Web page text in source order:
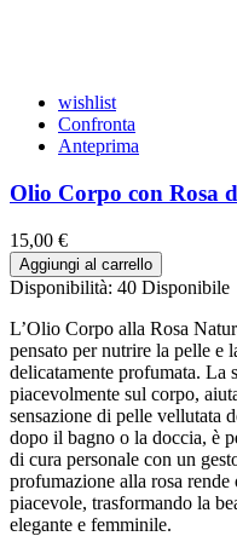
wishlist
Confronta
Anteprima
Olio Corpo con Rosa
15,00 €
Aggiungi al carrello
Disponibilità: 40 Disponibile
L’Olio Corpo alla Rosa
pensato per nutrire la pelle e
delicatamente profumata. La
piacevolmente sul corpo,
sensazione di pelle vellutata
dopo il bagno o la doccia, è
di cura personale con un
profumazione alla rosa
piacevole, trasformando la
elegante e femminile.